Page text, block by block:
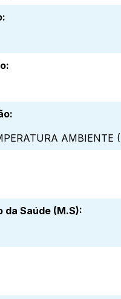
:
:
:
AMBIENTE
da Saúde (M.S):